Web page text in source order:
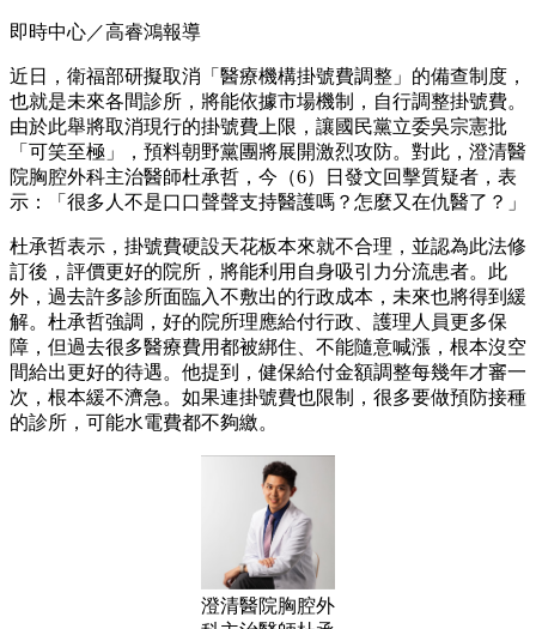
即時中心／高睿鴻報導
近日，衛福部研擬取消「醫療機構掛號費調整」的備查制度，
也就是未來各間診所，將能依據市場機制，自行調整掛號費。
由於此舉將取消現行的掛號費上限，讓國民黨立委吳宗憲批
「可笑至極」，預料朝野黨團將展開激烈攻防。對此，澄清醫
院胸腔外科主治醫師杜承哲，今（6）日發文回擊質疑者，表
示：「很多人不是口口聲聲支持醫護嗎？怎麼又在仇醫了？」
杜承哲表示，掛號費硬設天花板本來就不合理，並認為此法修
訂後，評價更好的院所，將能利用自身吸引力分流患者。此
外，過去許多診所面臨入不敷出的行政成本，未來也將得到緩
解。杜承哲強調，好的院所理應給付行政、護理人員更多保
障，但過去很多醫療費用都被綁住、不能隨意喊漲，根本沒空
間給出更好的待遇。他提到，健保給付金額調整每幾年才審一
次，根本緩不濟急。如果連掛號費也限制，很多要做預防接種
的診所，可能水電費都不夠繳。
澄清醫院胸腔外